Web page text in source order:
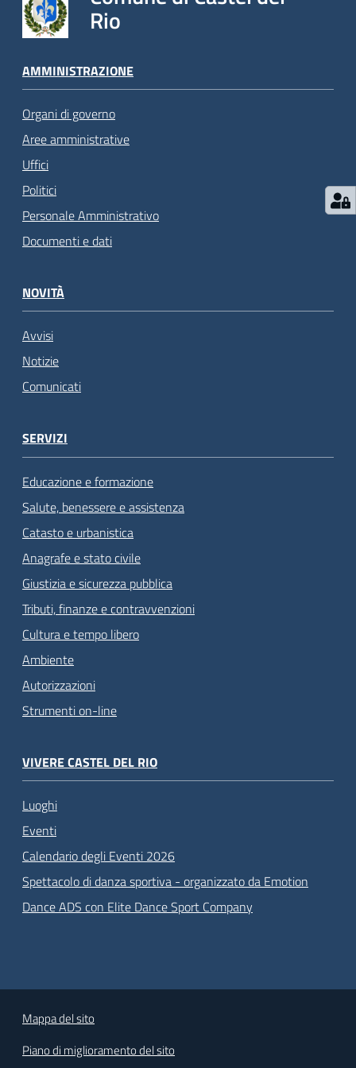
Rio
AMMINISTRAZIONE
Organi di governo
Aree amministrative
Uffici
Politici
Personale Amministrativo
Documenti e dati
NOVITÀ
Avvisi
Notizie
Comunicati
SERVIZI
Educazione e formazione
Salute, benessere e assistenza
Catasto e urbanistica
Anagrafe e stato civile
Giustizia e sicurezza pubblica
Tributi, finanze e contravvenzioni
Cultura e tempo libero
Ambiente
Autorizzazioni
Strumenti on-line
VIVERE CASTEL DEL RIO
Luoghi
Eventi
Calendario degli Eventi 2026
Spettacolo di danza sportiva - organizzato da Emotion
Dance ADS con Elite Dance Sport Company
Mappa del sito
Piano di miglioramento del sito